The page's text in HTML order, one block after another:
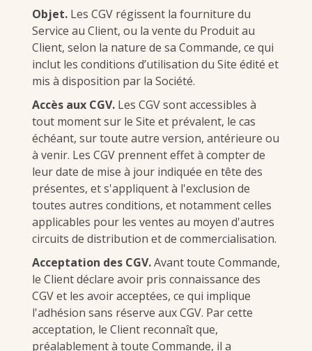
Objet.Les CGV régissent la fourniture du
Service au Client, ou la vente du Produit au
Client, selon la nature de sa Commande, ce qui
inclut les conditions d’utilisation du Site édité et
mis à disposition par la Société.
Accès aux CGV.Les CGV sont accessibles à
tout moment sur le Site et prévalent, le cas
échéant, sur toute autre version, antérieure ou
à venir. Les CGV prennent effet à compter de
leur date de mise à jour indiquée en tête des
présentes, et s'appliquent à l'exclusion de
toutes autres conditions, et notamment celles
applicables pour les ventes au moyen d'autres
circuits de distribution et de commercialisation.
Acceptation des CGV.Avant toute Commande,
le Client déclare avoir pris connaissance des
CGV et les avoir acceptées, ce qui implique
l'adhésion sans réserve aux CGV. Par cette
acceptation, le Client reconnaît que,
préalablement à toute Commande, il a